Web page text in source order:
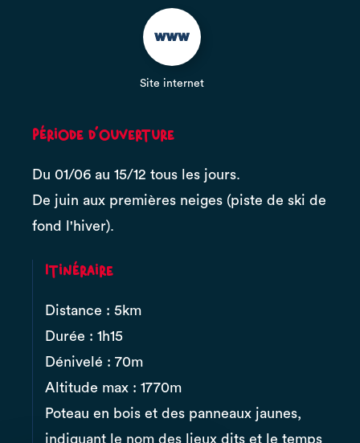
Site internet
Période d'ouverture
Du 01/06 au 15/12 tous les jours.
De juin aux premières neiges (piste de ski de
fond l'hiver).
Itinéraire
Distance : 5km
Durée : 1h15
Dénivelé : 70m
Altitude max : 1770m
Poteau en bois et des panneaux jaunes,
indiquant le nom des lieux dits et le temps